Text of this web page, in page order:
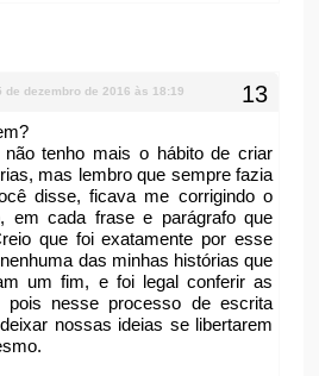
de dezembro de 2016 às 18:19
não tenho mais o hábito de criar
mas lembro que sempre fazia
disse, ficava me corrigindo o
em cada frase e parágrafo que
que foi exatamente por esse
das minhas histórias que
um fim, e foi legal conferir as
pois nesse processo de escrita
nossas ideias se libertarem